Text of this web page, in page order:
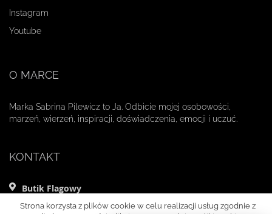
Instagram
Youtube
O MARCE
Marka Sabrina Pilewicz to Ja. Odbicie mojej osobowości,
marzeń, wierzeń, inspiracji, doświadczenia, emocji i uczuć.
KONTAKT
Butik Flagowy
ul. Mikołaja Kopernika 11 lok. 1
Strona korzysta z plików cookie w celu realizacji usług zgodnie z